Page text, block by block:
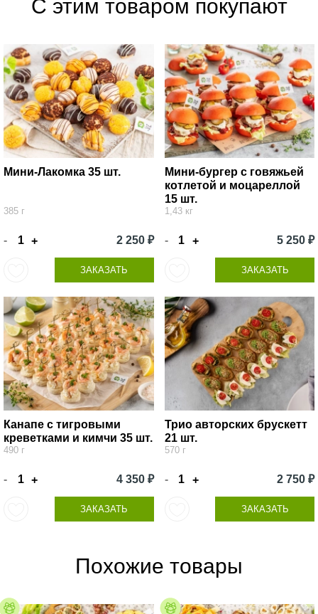
С этим товаром покупают
Мини-Лакомка 35 шт.
385 г
- + 2 250 ₽
ЗАКАЗАТЬ
Мини-бургер с говяжьей
котлетой и моцареллой
15 шт.
1,43 кг
- + 5 250 ₽
ЗАКАЗАТЬ
Канапе с тигровыми
креветками и кимчи 35 шт.
490 г
- + 4 350 ₽
ЗАКАЗАТЬ
Трио авторских брускетт
21 шт.
570 г
- + 2 750 ₽
ЗАКАЗАТЬ
Похожие товары